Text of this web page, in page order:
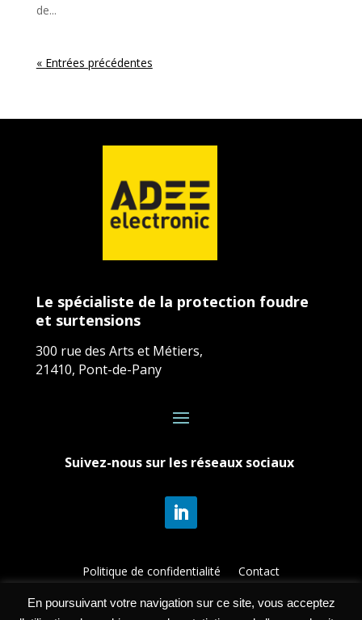
de...
« Entrées précédentes
Le spécialiste de la protection foudre
et surtensions
300 rue des Arts et Métiers,
21410, Pont-de-Pany
Suivez-nous sur les réseaux sociaux
Politique de confidentialité
Contact
Mentions Légales
En poursuivant votre navigation sur ce site, vous acceptez